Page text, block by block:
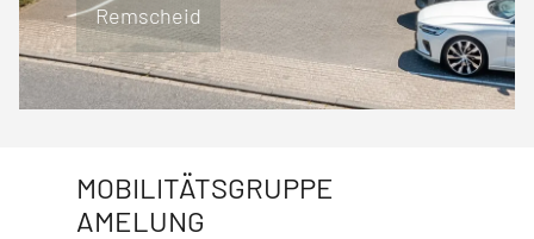
Engelskirchen
Lüdenscheid
Remscheid
Wiehl
MOBILITÄTSGRUPPE
AMELUNG